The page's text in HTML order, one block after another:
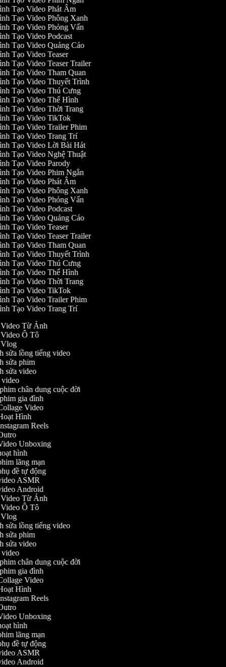
Tạo Video Phát Âm
Tạo Video Phông Xanh
Tạo Video Phỏng Vấn
Tạo Video Podcast
Tạo Video Quảng Cáo
Tạo Video Teaser
Tạo Video Teaser Trailer
Tạo Video Tham Quan
Tạo Video Thuyết Trình
Tạo Video Thú Cưng
Tạo Video Thể Hình
Tạo Video Thời Trang
Tạo Video TikTok
Tạo Video Trailer Phim
Tạo Video Trang Trí
Tạo Video Lời Bài Hát
Tạo Video Nghệ Thuật
Tạo Video Parody
Tạo Video Phim Ngắn
Tạo Video Phát Âm
Tạo Video Phông Xanh
Tạo Video Phỏng Vấn
Tạo Video Podcast
Tạo Video Quảng Cáo
Tạo Video Teaser
Tạo Video Teaser Trailer
Tạo Video Tham Quan
Tạo Video Thuyết Trình
Tạo Video Thú Cưng
Tạo Video Thể Hình
Tạo Video Thời Trang
Tạo Video TikTok
Tạo Video Trailer Phim
Tạo Video Trang Trí
Video Từ Ảnh
Video Ô Tô
Vlog
sửa lồng tiếng video
sửa phim
sửa video
video
chân dung cuộc đời
gia đình
Video
Hình
Reels
Unboxing
hình
lãng mạn
đề tự động
ASMR
Android
Video Từ Ảnh
Video Ô Tô
Vlog
sửa lồng tiếng video
sửa phim
sửa video
video
chân dung cuộc đời
gia đình
Video
Hình
Reels
Unboxing
hình
lãng mạn
đề tự động
ASMR
Android